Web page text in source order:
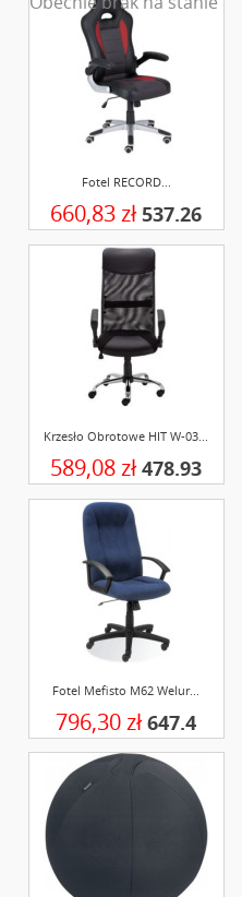
Fotel RECORD...
660,83 zł 537.26
Krzesło Obrotowe HIT W-03...
589,08 zł 478.93
Fotel Mefisto M62 Welur...
796,30 zł 647.4